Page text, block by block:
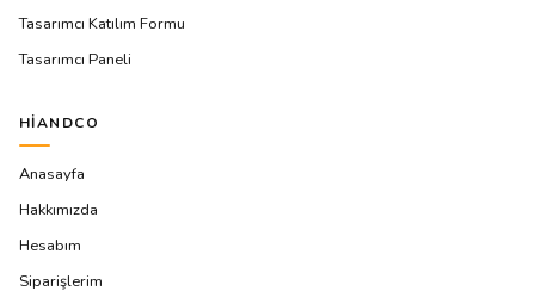
Tasarımcı Katılım Formu
Tasarımcı Paneli
HIANDCO
Anasayfa
Hakkımızda
Hesabım
Siparişlerim